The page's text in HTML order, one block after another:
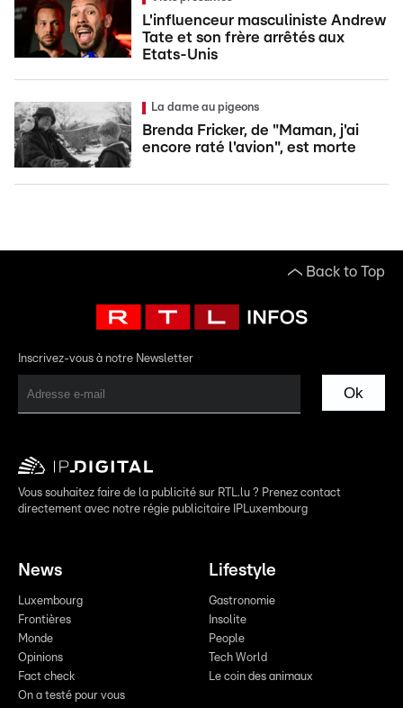
L'influenceur masculiniste Andrew
Tate et son frère arrêtés aux
Etats-Unis
La dame au pigeons
Brenda Fricker, de "Maman, j'ai
encore raté l'avion", est morte
Back to Top
Inscrivez-vous à notre Newsletter
Ok
Vous souhaitez faire de la publicité sur RTL.lu ? Prenez contact
directement avec notre régie publicitaire IPLuxembourg
News
Luxembourg
Frontières
Monde
Opinions
Fact check
On a testé pour vous
Lifestyle
Gastronomie
Insolite
People
Tech World
Le coin des animaux